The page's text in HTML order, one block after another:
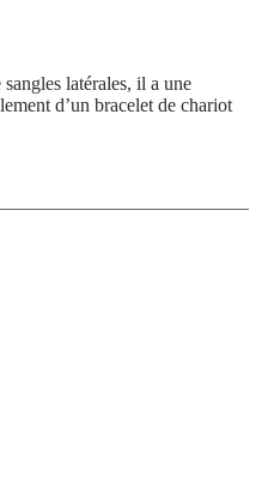
latérales, il a une
d’un bracelet de chariot